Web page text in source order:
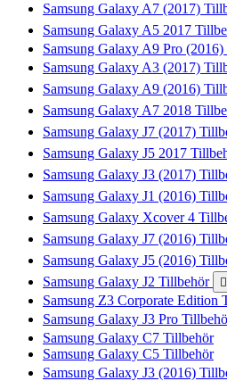
Samsung Galaxy A7 (2017)
Samsung Galaxy A5 2017
Samsung Galaxy A9 Pro
Samsung Galaxy A3 (2017)
Samsung Galaxy A9 (2016)
Samsung Galaxy A7 2018
Samsung Galaxy J7 (2017)
Samsung Galaxy J5 2017
Samsung Galaxy J3 (2017)
Samsung Galaxy J1 (2016)
Samsung Galaxy Xcover 4
Samsung Galaxy J7 (2016)
Samsung Galaxy J5 (2016)
Samsung Galaxy J2 Tillbehör 
Samsung Z3 Corporate Edition
Samsung Galaxy J3 Pro
Samsung Galaxy C7 Tillbehör
Samsung Galaxy C5 Tillbehör
Samsung Galaxy J3 (2016)